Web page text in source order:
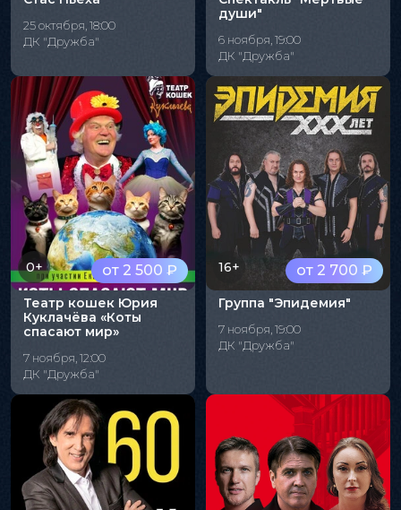
25 октября, 18:00
ДК "Дружба"
души"
6 ноября, 19:00
ДК "Дружба"
от 2 500 ₽
0+
Театр кошек Юрия
Куклачёва «Коты
спасают мир»
7 ноября, 12:00
ДК "Дружба"
от 2 700 ₽
16+
Группа "Эпидемия"
7 ноября, 19:00
ДК "Дружба"